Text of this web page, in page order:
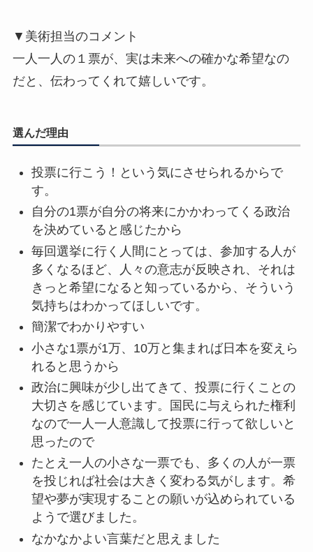
▼美術担当のコメント
一人一人の１票が、実は未来への確かな希望なの
だと、伝わってくれて嬉しいです。
選んだ理由
投票に行こう！という気にさせられるからで
す。
自分の1票が自分の将来にかかわってくる政治
を決めていると感じたから
毎回選挙に行く人間にとっては、参加する人が
多くなるほど、人々の意志が反映され、それは
きっと希望になると知っているから、そういう
気持ちはわかってほしいです。
簡潔でわかりやすい
小さな1票が1万、10万と集まれば日本を変えら
れると思うから
政治に興味が少し出てきて、投票に行くことの
大切さを感じています。国民に与えられた権利
なので一人一人意識して投票に行って欲しいと
思ったので
たとえ一人の小さな一票でも、多くの人が一票
を投じれば社会は大きく変わる気がします。希
望や夢が実現することの願いが込められている
ようで選びました。
なかなかよい言葉だと思えました